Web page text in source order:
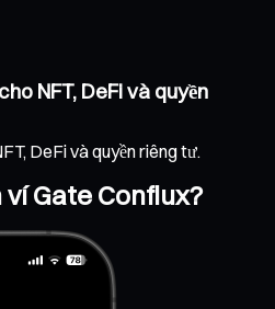
NFT, DeFi và quyền
DeFi và quyền riêng tư.
Gate Conflux?